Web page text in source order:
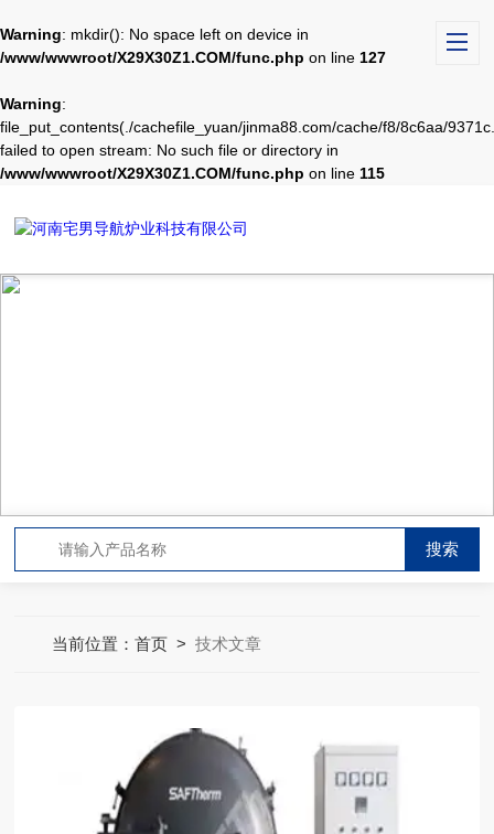
Warning: mkdir(): No space left on device in
/www/wwwroot/X29X30Z1.COM/func.php on line 127
Warning:
file_put_contents(./cachefile_yuan/jinma88.com/cache/f8/8c6aa/
failed to open stream: No such file or directory in
/www/wwwroot/X29X30Z1.COM/func.php on line 115
当前位置：首页 >技术文章